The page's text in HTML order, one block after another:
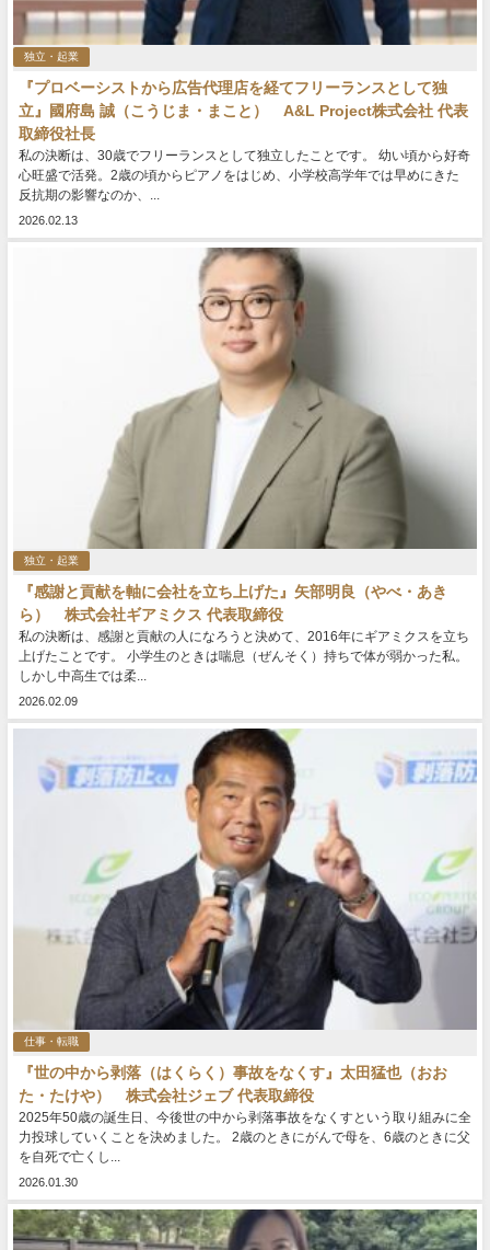
独立・起業
『プロベーシストから広告代理店を経てフリーランスとして独
立』國府島 誠（こうじま・まこと） A&L Project株式会社 代表
取締役社長
私の決断は、30歳でフリーランスとして独立したことです。 幼い頃から好奇
心旺盛で活発。2歳の頃からピアノをはじめ、小学校高学年では早めにきた
反抗期の影響なのか、...
2026.02.13
独立・起業
『感謝と貢献を軸に会社を立ち上げた』矢部明良（やべ・あき
ら） 株式会社ギアミクス 代表取締役
私の決断は、感謝と貢献の人になろうと決めて、2016年にギアミクスを立ち
上げたことです。 小学生のときは喘息（ぜんそく）持ちで体が弱かった私。
しかし中高生では柔...
2026.02.09
仕事・転職
『世の中から剥落（はくらく）事故をなくす』太田猛也（おお
た・たけや） 株式会社ジェブ 代表取締役
2025年50歳の誕生日、今後世の中から剥落事故をなくすという取り組みに全
力投球していくことを決めました。 2歳のときにがんで母を、6歳のときに父
を自死で亡くし...
2026.01.30